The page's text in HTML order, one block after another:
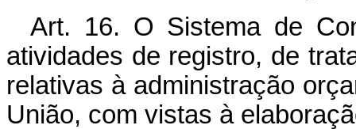
Art. 16. O Sistema de
atividades de registro, de
relativas à administração
União, com vistas à